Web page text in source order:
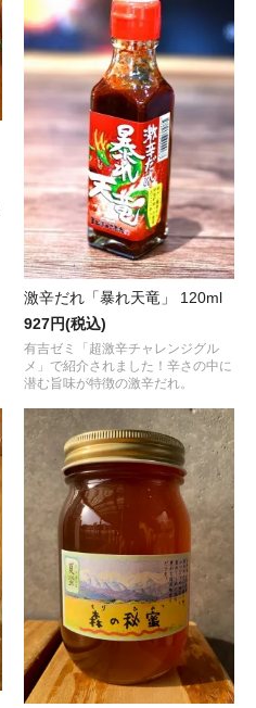
激辛だれ「暴れ天竜」 120ml
927円(税込)
有吉ゼミ「超激辛チャレンジグル
メ」で紹介されました！辛さの中に
潜む旨味が特徴の激辛だれ。